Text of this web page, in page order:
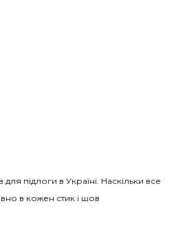
підлоги в Україні. Наскільки все
в кожен стик і шов